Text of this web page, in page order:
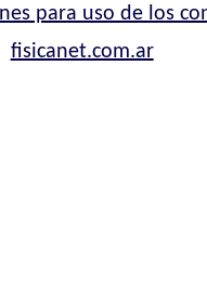
para uso de los
fisicanet.com.ar